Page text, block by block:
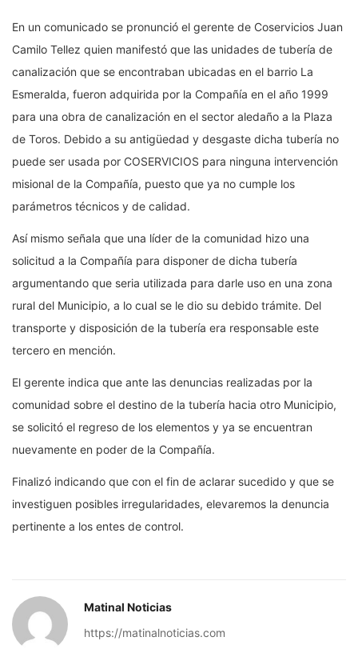
En un comunicado se pronunció el gerente de Coservicios Juan
Camilo Tellez quien manifestó que las unidades de tubería de
canalización que se encontraban ubicadas en el barrio La
Esmeralda, fueron adquirida por la Compañía en el año 1999
para una obra de canalización en el sector aledaño a la Plaza
de Toros. Debido a su antigüedad y desgaste dicha tubería no
puede ser usada por COSERVICIOS para ninguna intervención
misional de la Compañía, puesto que ya no cumple los
parámetros técnicos y de calidad.
Así mismo señala que una líder de la comunidad hizo una
solicitud a la Compañía para disponer de dicha tubería
argumentando que seria utilizada para darle uso en una zona
rural del Municipio, a lo cual se le dio su debido trámite. Del
transporte y disposición de la tubería era responsable este
tercero en mención.
El gerente indica que ante las denuncias realizadas por la
comunidad sobre el destino de la tubería hacia otro Municipio,
se solicitó el regreso de los elementos y ya se encuentran
nuevamente en poder de la Compañía.
Finalizó indicando que con el fin de aclarar sucedido y que se
investiguen posibles irregularidades, elevaremos la denuncia
pertinente a los entes de control.
Matinal Noticias
https://matinalnoticias.com